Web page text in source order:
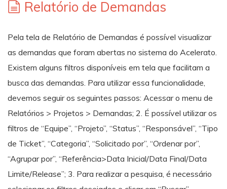
Relatório de Demandas
Pela tela de Relatório de Demandas é possível visualizar
as demandas que foram abertas no sistema do Acelerato.
Existem alguns filtros disponíveis em tela que facilitam a
busca das demandas. Para utilizar essa funcionalidade,
devemos seguir os seguintes passos: Acessar o menu de
Relatórios > Projetos > Demandas; 2. É possível utilizar os
filtros de “Equipe”, “Projeto”, “Status”, “Responsável”, “Tipo
de Ticket”, “Categoria”, “Solicitado por”, “Ordenar por”,
“Agrupar por”, “Referência>Data Inicial/Data Final/Data
Limite/Release”; 3. Para realizar a pesquisa, é necessário